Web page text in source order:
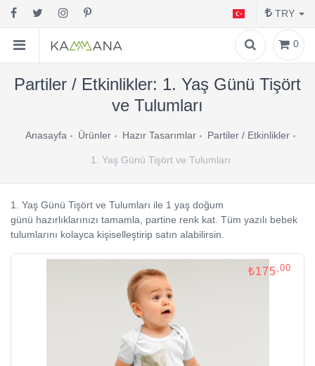
TRY
0
Partiler / Etkinlikler: 1. Yaş Günü Tişört
ve Tulumları
Anasayfa Ürünler Hazır Tasarımlar Partiler / Etkinlikler
1. Yaş Günü Tişört ve Tulumları
1. Yaş Günü Tişört ve Tulumları ile 1 yaş doğum
günü hazırlıklarınızı tamamla, partine renk kat. Tüm yazılı bebek
tulumlarını kolayca kişiselleştirip satın alabilirsin.
₺175 ,00